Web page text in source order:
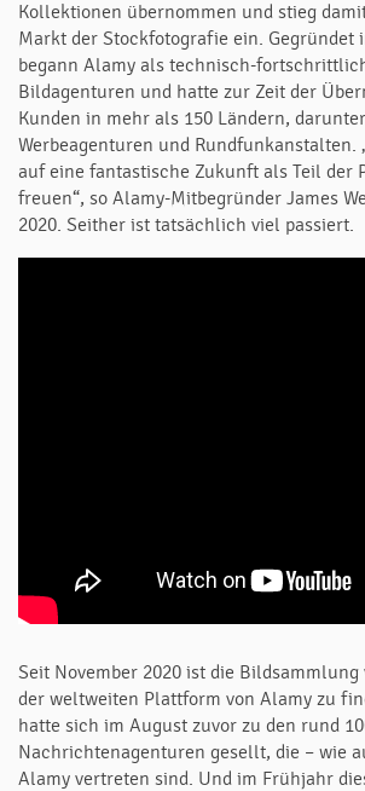
Kollektionen übernommen und stieg
Markt der Stockfotografie ein. Gegründet
begann Alamy als technisch-
Bildagenturen und hatte zur Zeit der
Kunden in mehr als 150 Ländern,
Werbeagenturen und Rundfunkanstalten.
auf eine fantastische Zukunft als Teil der
freuen“, so Alamy-Mitbegründer James
2020. Seither ist tatsächlich viel passiert.
Seit November 2020 ist die Bildsammlung
der weltweiten Plattform von Alamy zu
hatte sich im August zuvor zu den rund
Nachrichtenagenturen gesellt, die – wie
Alamy vertreten sind. Und im Frühjahr